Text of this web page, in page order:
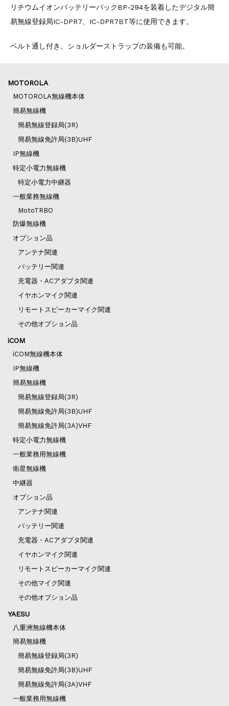
リチウムイオンバッテリーパックBP-294を装着したデジタル簡
易無線登録局IC-DPR7、IC-DPR7BT等に使用できます。
ベルト通し付き。ショルダーストラップの装備も可能。
MOTOROLA
MOTOROLA無線機本体
簡易無線機
簡易無線登録局(3R)
簡易無線免許局(3B)UHF
IP無線機
特定小電力無線機
特定小電力中継器
一般業務無線機
MotoTRBO
防爆無線機
オプション品
アンテナ関連
バッテリー関連
充電器・ACアダプタ関連
イヤホンマイク関連
リモートスピーカーマイク関連
その他オプション品
iCOM
iCOM無線機本体
IP無線機
簡易無線機
簡易無線登録局(3R)
簡易無線免許局(3B)UHF
簡易無線免許局(3A)VHF
特定小電力無線機
一般業務用無線機
衛星無線機
中継器
オプション品
アンテナ関連
バッテリー関連
充電器・ACアダプタ関連
イヤホンマイク関連
リモートスピーカーマイク関連
その他マイク関連
その他オプション品
YAESU
八重洲無線機本体
簡易無線機
簡易無線登録局(3R)
簡易無線免許局(3B)UHF
簡易無線免許局(3A)VHF
一般業務用無線機